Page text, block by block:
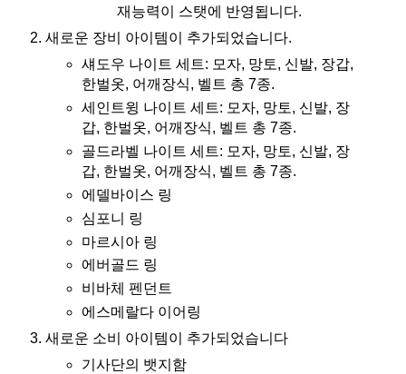
재능력이 스탯에 반영됩니다.
새로운 장비 아이템이 추가되었습니다.
섀도우 나이트 세트: 모자, 망토, 신발, 장갑,
한벌옷, 어깨장식, 벨트 총 7종.
세인트윙 나이트 세트: 모자, 망토, 신발, 장
갑, 한벌옷, 어깨장식, 벨트 총 7종.
골드라벨 나이트 세트: 모자, 망토, 신발, 장
갑, 한벌옷, 어깨장식, 벨트 총 7종.
에델바이스 링
심포니 링
마르시아 링
에버골드 링
비바체 펜던트
에스메랄다 이어링
새로운 소비 아이템이 추가되었습니다
기사단의 뱃지함